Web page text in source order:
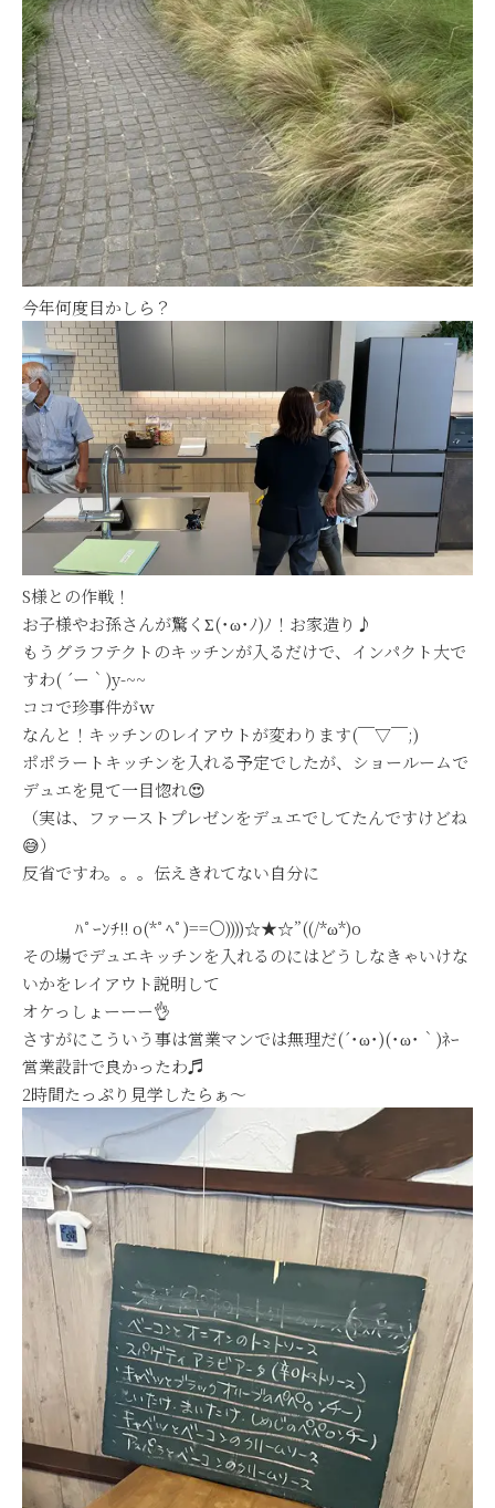
今年何度目かしら？
S様との作戦！
お子様やお孫さんが驚くΣ(･ω･ﾉ)ﾉ！お家造り♪
もうグラフテクトのキッチンが入るだけで、インパクト大で
すわ( ´ー｀)y-~~
ココで珍事件がｗ
なんと！キッチンのレイアウトが変わります(￣▽￣;)
ポポラートキッチンを入れる予定でしたが、ショールームで
デュエを見て一目惚れ😍
（実は、ファーストプレゼンをデュエでしてたんですけどね
😅）
反省ですわ。。。伝えきれてない自分に
ﾊﾟｰﾝﾁ!! o(*ﾟﾍﾟ)==○))))☆★☆”((/*ω*)o
その場でデュエキッチンを入れるのにはどうしなきゃいけな
いかをレイアウト説明して
オケっしょーーー👌
さすがにこういう事は営業マンでは無理だ(´･ω･)(･ω･｀)ﾈｰ
営業設計で良かったわ♬
2時間たっぷり見学したらぁ～